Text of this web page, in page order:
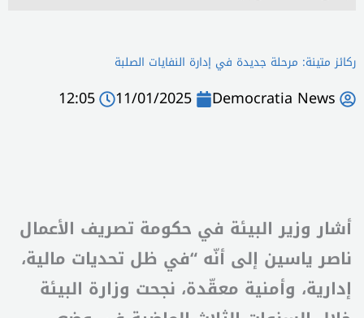
ركائز متينة: مرحلة جديدة في إدارة النفايات الصلبة
Democratia News
11/01/2025
12:05
أشار وزير البيئة في حكومة تصريف الأعمال
ناصر ياسين إلى أنّه “في ظل تحديات مالية،
إدارية، وأمنية معقّدة، نجحت وزارة البيئة